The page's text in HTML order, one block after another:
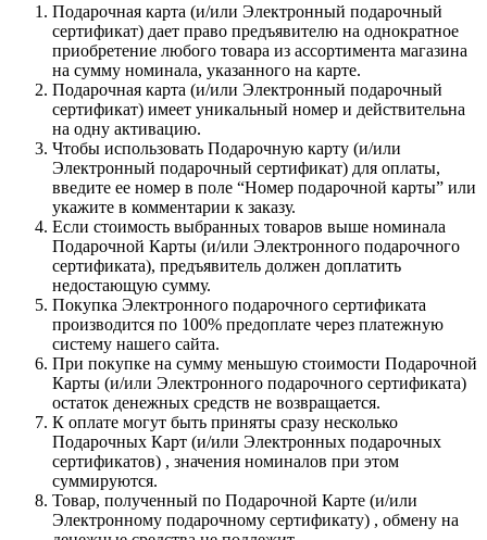
Подарочная карта (и/или Электронный подарочный
сертификат) дает право предъявителю на однократное
приобретение любого товара из ассортимента магазина
на сумму номинала, указанного на карте.
Подарочная карта (и/или Электронный подарочный
сертификат) имеет уникальный номер и действительна
на одну активацию.
Чтобы использовать Подарочную карту (и/или
Электронный подарочный сертификат) для оплаты,
введите ее номер в поле “Номер подарочной карты” или
укажите в комментарии к заказу.
Если стоимость выбранных товаров выше номинала
Подарочной Карты (и/или Электронного подарочного
сертификата), предъявитель должен доплатить
недостающую сумму.
Покупка Электронного подарочного сертификата
производится по 100% предоплате через платежную
систему нашего сайта.
При покупке на сумму меньшую стоимости Подарочной
Карты (и/или Электронного подарочного сертификата)
остаток денежных средств не возвращается.
К оплате могут быть приняты сразу несколько
Подарочных Карт (и/или Электронных подарочных
сертификатов) , значения номиналов при этом
суммируются.
Товар, полученный по Подарочной Карте (и/или
Электронному подарочному сертификату) , обмену на